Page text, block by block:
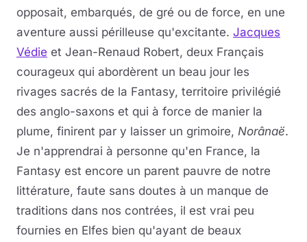
opposait, embarqués, de gré ou de force, en une
aventure aussi périlleuse qu'excitante. Jacques
Védie et Jean-Renaud Robert, deux Français
courageux qui abordèrent un beau jour les
rivages sacrés de la Fantasy, territoire privilégié
des anglo-saxons et qui à force de manier la
plume, finirent par y laisser un grimoire, Norânaë.
Je n'apprendrai à personne qu'en France, la
Fantasy est encore un parent pauvre de notre
littérature, faute sans doutes à un manque de
traditions dans nos contrées, il est vrai peu
fournies en Elfes bien qu'ayant de beaux